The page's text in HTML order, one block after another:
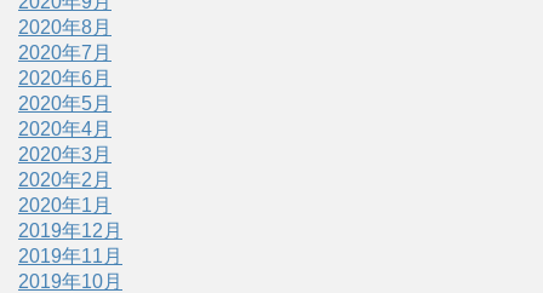
2020年8月
2020年7月
2020年6月
2020年5月
2020年4月
2020年3月
2020年2月
2020年1月
2019年12月
2019年11月
2019年10月